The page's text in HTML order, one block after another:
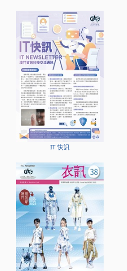
IT 快訊